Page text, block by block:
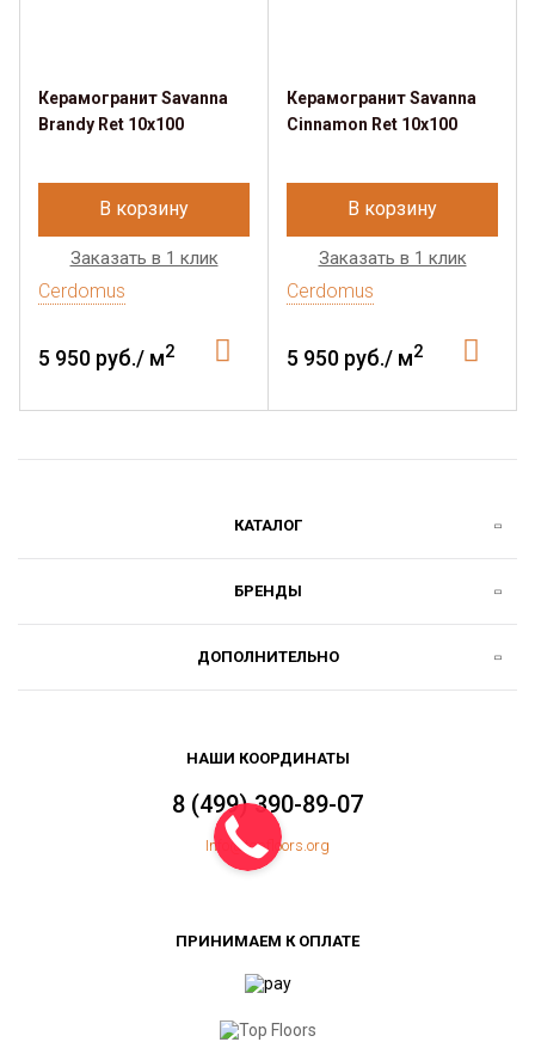
Керамогранит Savanna
Brandy Ret 10x100
В корзину
Заказать в 1 клик
Cerdomus
5 950 руб./ м2
Керамогранит Savanna
Cinnamon Ret 10x100
В корзину
Заказать в 1 клик
Cerdomus
5 950 руб./ м2
КАТАЛОГ
БРЕНДЫ
ДОПОЛНИТЕЛЬНО
НАШИ КООРДИНАТЫ
8 (499) 390-89-07
Info@topfloors.org
ПРИНИМАЕМ К ОПЛАТЕ